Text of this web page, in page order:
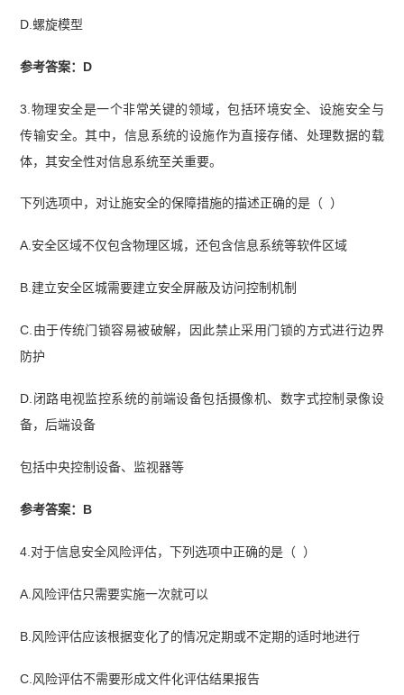
D.螺旋模型
参考答案：D
3.物理安全是一个非常关键的领域，包括环境安全、设施安全与
传输安全。其中，信息系统的设施作为直接存储、处理数据的载
体，其安全性对信息系统至关重要。
下列选项中，对让施安全的保障措施的描述正确的是（ ）
A.安全区域不仅包含物理区城，还包含信息系统等软件区域
B.建立安全区城需要建立安全屏蔽及访问控制机制
C.由于传统门锁容易被破解，因此禁止采用门锁的方式进行边界
防护
D.闭路电视监控系统的前端设备包括摄像机、数字式控制录像设
备，后端设备
包括中央控制设备、监视器等
参考答案：B
4.对于信息安全风险评估，下列选项中正确的是（ ）
A.风险评估只需要实施一次就可以
B.风险评估应该根据变化了的情况定期或不定期的适时地进行
C.风险评估不需要形成文件化评估结果报告